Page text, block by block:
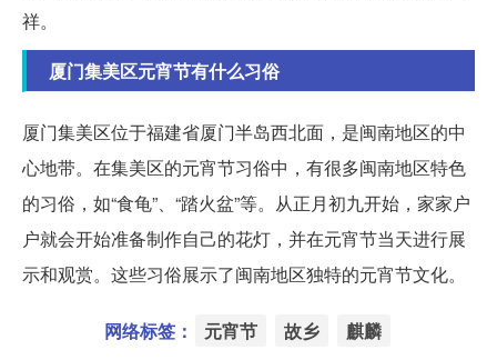
祥。
厦门集美区元宵节有什么习俗
厦门集美区位于福建省厦门半岛西北面，是闽南地区的中
心地带。在集美区的元宵节习俗中，有很多闽南地区特色
的习俗，如“食龟”、“踏火盆”等。从正月初九开始，家家户
户就会开始准备制作自己的花灯，并在元宵节当天进行展
示和观赏。这些习俗展示了闽南地区独特的元宵节文化。
网络标签： 元宵节 故乡 麒麟